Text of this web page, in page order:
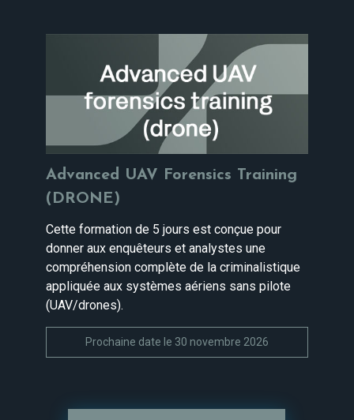
Advanced UAV Forensics Training
(DRONE)
Cette formation de 5 jours est conçue pour
donner aux enquêteurs et analystes une
compréhension complète de la criminalistique
appliquée aux systèmes aériens sans pilote
(UAV/drones).
Prochaine date le 30 novembre 2026